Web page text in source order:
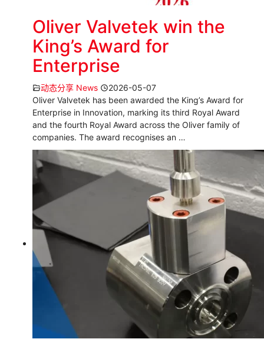
Oliver Valvetek win the
King’s Award for
Enterprise
动态分享 News
2026-05-07
Oliver Valvetek has been awarded the King’s Award for
Enterprise in Innovation, marking its third Royal Award
and the fourth Royal Award across the Oliver family of
companies. The award recognises an …